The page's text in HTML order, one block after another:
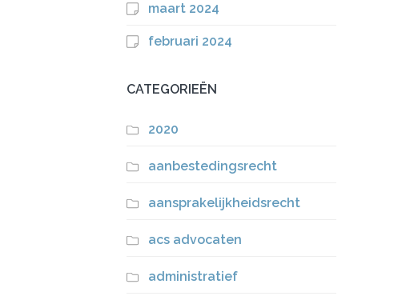
maart 2024
februari 2024
CATEGORIEËN
2020
aanbestedingsrecht
aansprakelijkheidsrecht
acs advocaten
administratief